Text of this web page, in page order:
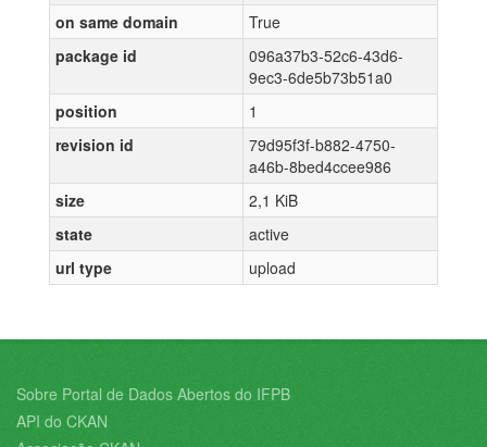
on same domain
True
package id
096a37b3-52c6-43d6-
9ec3-6de5b73b51a0
position
1
revision id
79d95f3f-b882-4750-
a46b-8bed4ccee986
size
2,1 KiB
state
active
url type
upload
Sobre Portal de Dados Abertos do IFPB
API do CKAN